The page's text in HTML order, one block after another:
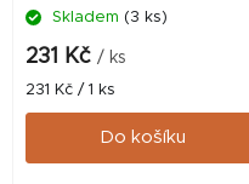
Skladem (3 ks)
231 Kč / ks
Měrná
cena:
231 Kč / 1 ks
Do košíku